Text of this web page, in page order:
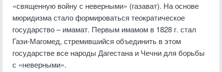
«священную войну с неверными» (газават). На основе
мюридизма стало формироваться теократическое
государство – имамат. Первым имамом в 1828 г. стал
Гази-Магомед, стремившийся объединить в этом
государстве все народы Дагестана и Чечни для борьбы
с «неверными».